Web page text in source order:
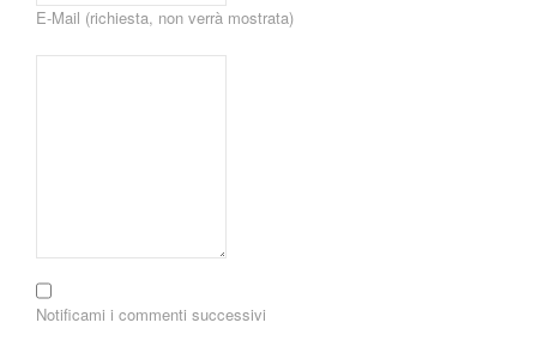
E-Mail (richiesta, non verrà mostrata)
Notificami i commenti successivi